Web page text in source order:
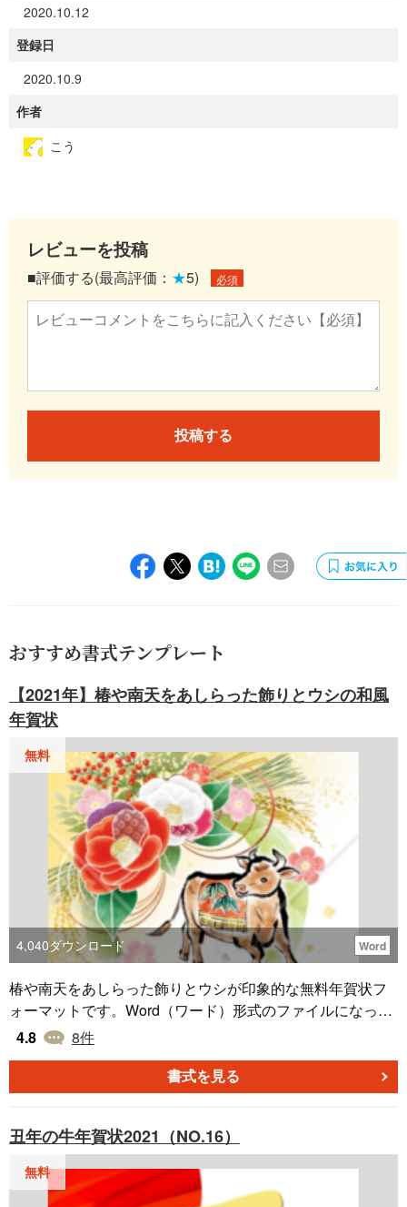
2020.10.12
登録日
2020.10.9
作者
こう
レビューを投稿
■評価する(最高評価： ★5) 必須
投稿する
おすすめ書式テンプレート
【2021年】椿や南天をあしらった飾りとウシの和風
年賀状
無料
4,040ダウンロード Word
椿や南天をあしらった飾りとウシが印象的な無料年賀状フ
ォーマットです。Word（ワード）形式のファイルになって
いるため、無料でダウンロードした後、すぐにお使いいた
4.8 8件
書式を見る
丑年の牛年賀状2021（NO.16）
無料